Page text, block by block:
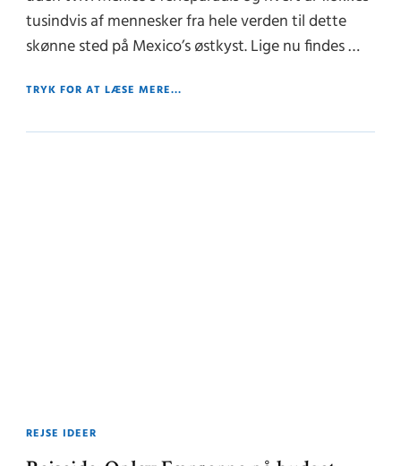
tusindvis af mennesker fra hele verden til dette
skønne sted på Mexico’s østkyst. Lige nu findes …
TRYK FOR AT LÆSE MERE...
REJSE IDEER